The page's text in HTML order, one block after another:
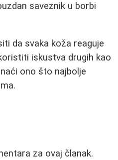
saveznik u borbi
da svaka koža reaguje
iskustva drugih kao
ono što najbolje
za ovaj članak.